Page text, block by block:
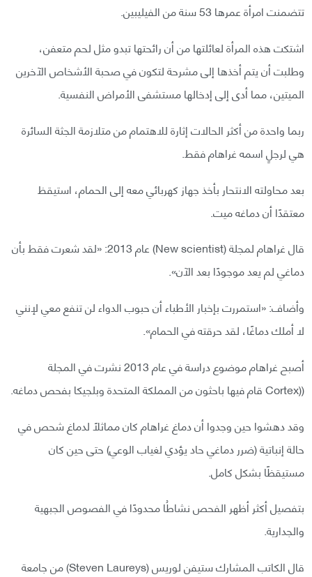
تتضمنت امرأة عمرها 53 سنة من الفيليبين.
اشتكت هذه المرأة لعائلتها من أن رائحتها تبدو مثل لحم متعفن،
وطلبت أن يتم أخذها إلى مشرحة لتكون في صحبة الأشخاص الآخرين
الميتين، مما أدى إلى إدخالها مستشفى الأمراض النفسية.
ربما واحدة من أكثر الحالات إثارة للاهتمام من متلازمة الجثة السائرة
هي لرجلٍ اسمه غراهام فقط.
بعد محاولته الانتحار بأخذ جهاز كهربائي معه إلى الحمام، استيقظ
معتقدًا أن دماغه ميت.
قال غراهام لمجلة (New scientist) عام 2013: «لقد شعرت فقط بأن
دماغي لم يعد موجودًا بعد الآن».
وأضاف: «استمررت بإخبار الأطباء أن حبوب الدواء لن تنفع معي لإنني
لا أملك دماغًا، لقد حرقته في الحمام».
أصبح غراهام موضوع دراسة في عام 2013 نشرت في المجلة
((Cortex قام فيها باحثون من المملكة المتحدة وبلجيكا بفحص دماغه.
وقد دهشوا حين وجدوا أن دماغ غراهام كان مماثلًا لدماغ شحص في
حالة إنباتية (ضرر دماغي حاد يؤدي لغياب الوعي) حتى حين كان
مستيقظًا بشكل كامل.
بتفصيل أكثر أظهر الفحص نشاطُا محدودًا في الفصوص الجبهية
والجدارية.
قال الكاتب المشارك ستيفن لوريس (Steven Laureys) من جامعة